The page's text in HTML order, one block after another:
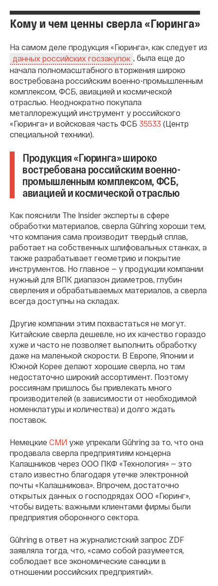
Кому и чем ценны сверла «Гюринга»
На самом деле продукция «Гюринга», как следует из
данных российских госзакупок
, была еще до
начала полномасштабного вторжения широко
востребована российским военно-промышленным
комплексом, ФСБ, авиацией и космической
отраслью. Неоднократно покупала
металлорежущий инструмент у российского
«Гюринга» и войсковая часть ФСБ 35533 (Центр
специальной техники).
Продукция «Гюринга» широко
востребована российским военно-
промышленным комплексом, ФСБ,
авиацией и космической отраслью
Как пояснили The Insider эксперты в сфере
обработки материалов, сверла Gühring хороши тем,
что компания сама производит твердый сплав,
работает на собственных шлифовальных станках, а
также разрабатывает геометрию и покрытие
инструментов. Но главное — у продукции компании
нужный для ВПК диапазон диаметров, глубин
сверления и обрабатываемых материалов, а сверла
всегда доступны на складах.
Другие компании этим похвастаться не могут.
Китайские сверла дешевле, но их качество гораздо
хуже и часто не позволяет выполнить обработку
даже на маленькой скорости. В Европе, Японии и
Южной Корее делают хорошие сверла, но там
недостаточно широкий ассортимент. Поэтому
россиянам пришлось бы привлекать много
производителей (в зависимости от необходимой
номенклатуры и количества) и долго ждать
поставок.
Немецкие СМИ уже упрекали Gühring за то, что она
продавала сверла предприятиям концерна
Калашников через ООО ПКФ «Технология» — это
стало известно благодаря утечке электронной
почты «Калашникова». Впрочем, достаточно
открытых данных о господрядах ООО «Гюринг»,
чтобы видеть: важными клиентами фирмы были
предприятия оборонного сектора.
Gühring в ответ на журналистский запрос ZDF
заявляла тогда, что, «само собой разумеется,
соблюдает все экономические санкции в
отношении российских предприятий».